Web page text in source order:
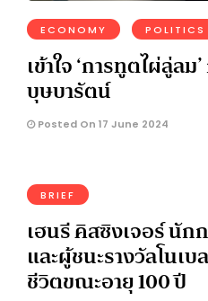
ECONOMY POLITICS
เข้าใจ ‘การทูตไผ่ลู่ล
บุษบารัตน์
Posted On 17 June 2024
BRIEF
เฮนรี คิสซิงเจอร์ นัก
และผู้ชนะรางวัลโนเ
ชีวิตขณะอายุ 100 ปี